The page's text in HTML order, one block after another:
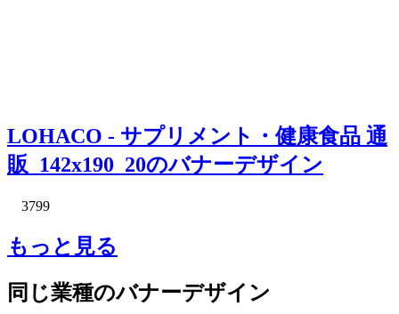
LOHACO - サプリメント・健康食品 通
販_142x190_20のバナーデザイン
3799
もっと見る
同じ業種のバナーデザイン